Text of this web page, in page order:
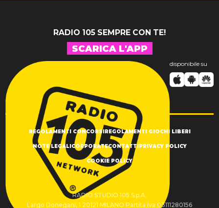
RADIO 105 SEMPRE CON TE!
SCARICA L'APP
disponibile su
REGOLAMENTI CONCORSIREGOLAMENTI GIOCHI LIBERI
NOTE LEGALICORPORATECONTATTIPRIVACY POLICY
COOKIE POLICY
RADIO STUDIO 105 S.p.A.
Largo Donegani, 1 20121 MILANO Partita Iva 03111280156